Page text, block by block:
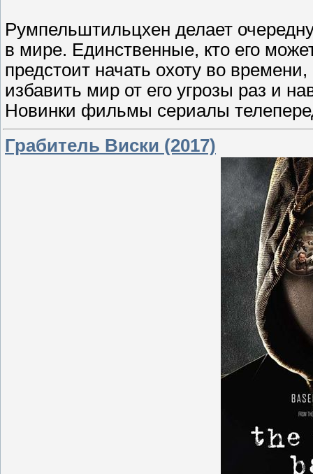
Румпельштильцхен делает
в мире. Единственные, кто его
предстоит начать охоту во
избавить мир от его угрозы раз и
Новинки фильмы сериалы
Грабитель Виски (2017)